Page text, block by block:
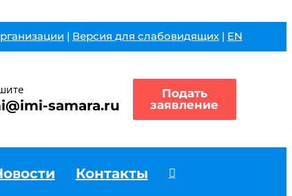
| Версия для слабовидящих | EN
samara.ru
Подать
заявление
Контакты